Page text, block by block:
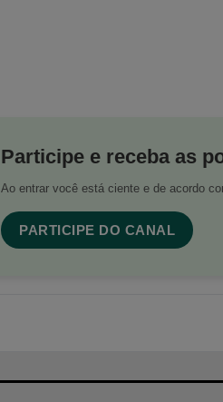
Participe e receba as
Ao entrar você está ciente e de acordo
PARTICIPE DO CANAL